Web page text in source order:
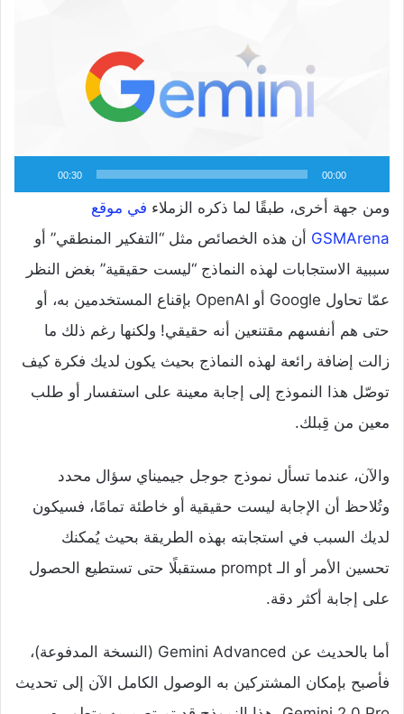
00:00
00:30
ومن جهة أخرى، طبقًا لما ذكره الزملاء في موقع
GSMArena أن هذه الخصائص مثل “التفكير المنطقي” أو
سببية الاستجابات لهذه النماذج “ليست حقيقية” بغض النظر
عمّا تحاول Google أو OpenAI بإقناع المستخدمين به، أو
حتى هم أنفسهم مقتنعين أنه حقيقي! ولكنها رغم ذلك ما
زالت إضافة رائعة لهذه النماذج بحيث يكون لديك فكرة كيف
توصّل هذا النموذج إلى إجابة معينة على استفسار أو طلب
معين من قِبلك.
والآن، عندما تسأل نموذج جوجل جيميناي سؤال محدد
وتُلاحظ أن الإجابة ليست حقيقية أو خاطئة تمامًا، فسيكون
لديك السبب في استجابته بهذه الطريقة بحيث يُمكنك
تحسين الأمر أو الـ prompt مستقبلًا حتى تستطيع الحصول
على إجابة أكثر دقة.
أما بالحديث عن Gemini Advanced (النسخة المدفوعة)،
فأصبح بإمكان المشتركين به الوصول الكامل الآن إلى تحديث